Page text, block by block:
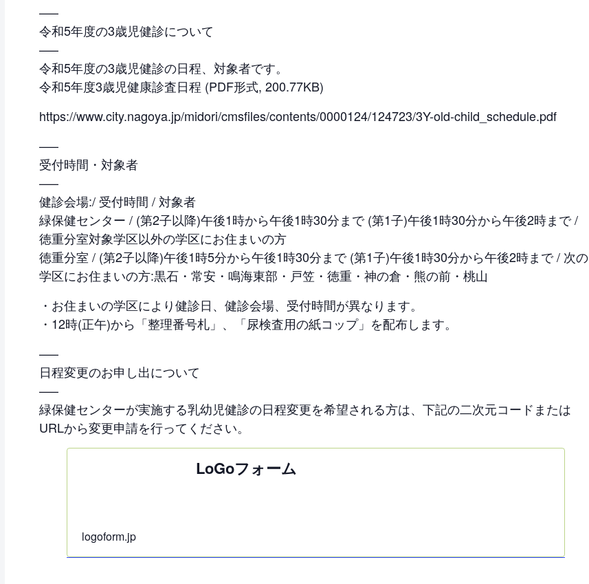
—–
令和5年度の3歳児健診について
—–
令和5年度の3歳児健診の日程、対象者です。
令和5年度3歳児健康診査日程 (PDF形式, 200.77KB)
https://www.city.nagoya.jp/midori/cmsfiles/contents/0000124/124723/3Y-old-child_schedule.pdf
—–
受付時間・対象者
—–
健診会場:/ 受付時間 / 対象者
緑保健センター / (第2子以降)午後1時から午後1時30分まで (第1子)午後1時30分から午後2時まで /
徳重分室対象学区以外の学区にお住まいの方
徳重分室 / (第2子以降)午後1時5分から午後1時30分まで (第1子)午後1時30分から午後2時まで / 次の
学区にお住まいの方:黒石・常安・鳴海東部・戸笠・徳重・神の倉・熊の前・桃山
・お住まいの学区により健診日、健診会場、受付時間が異なります。
・12時(正午)から「整理番号札」、「尿検査用の紙コップ」を配布します。
—–
日程変更のお申し出について
—–
緑保健センターが実施する乳幼児健診の日程変更を希望される方は、下記の二次元コードまたは
URLから変更申請を行ってください。
LoGoフォーム
logoform.jp